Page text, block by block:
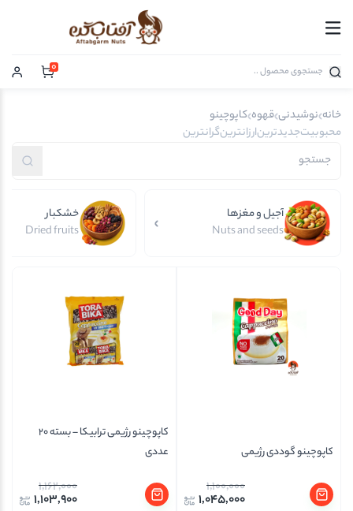
0
خانه نوشیدنی قهوه کاپوچینو
محبوبیتجدیدترینارزانترینگرانترین
آجیل و مغزها
Nuts and seeds
خشکبار
Dried fruits
کاپوچینو گوددی رژیمی
1,100,000
1,045,000
کاپوچینو رژیمی ترابیکا – بسته 20
عددی
1,162,000
1,103,900